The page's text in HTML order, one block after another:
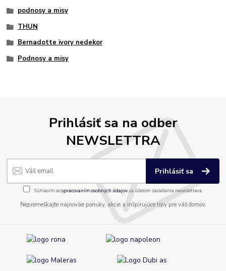
podnosy a misy
THUN
Bernadotte ivory nedekor
Podnosy a misy
Prihlásiť sa na odber
NEWSLETTRA
Prihlásiť sa
Súhlasím sospracovaním osobných údajov za účelom zasielania newslettera.
Nepremeškajte najnovšie ponuky, akcie a inšpirujúce tipy pre váš domov.